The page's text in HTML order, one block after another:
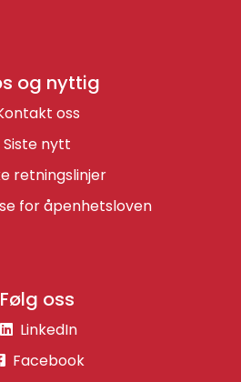
og nyttig
oss
Siste nytt
retningslinjer
for åpenhetsloven
Følg oss
LinkedIn
Facebook